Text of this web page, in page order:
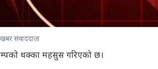
खबर संवाददाता
धक्का महसुस गरिएको छ।